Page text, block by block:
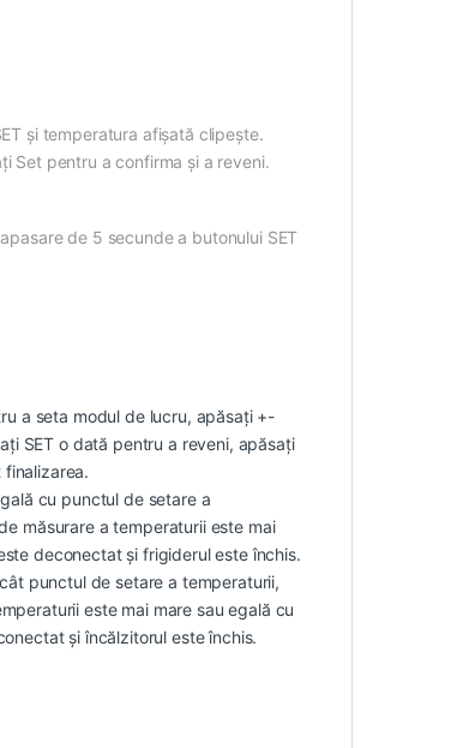
și temperatura afișată clipește.
Set pentru a confirma și a reveni.
de 5 secunde a butonului SET
a seta modul de lucru, apăsați +-
SET o dată pentru a reveni, apăsați
cu punctul de setare a
măsurare a temperaturii este mai
deconectat și frigiderul este închis.
punctul de setare a temperaturii,
este mai mare sau egală cu
și încălzitorul este închis.